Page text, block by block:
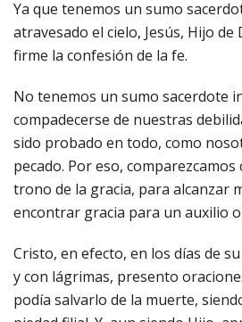
Ya que tenemos un sumo
atravesado el cielo, Jesús, Hijo
firme la confesión de la fe.
No tenemos un sumo sacerdote
compadecerse de nuestras
sido probado en todo, como
pecado. Por eso,
trono de la gracia, para alcanzar
encontrar gracia para un auxilio
Cristo, en efecto, en los días de
y con lágrimas, presento
podía salvarlo de la muerte,